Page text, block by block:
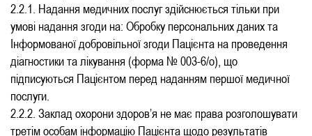
2.2.1. Надання медичних послуг здійснюється тільки при
умові надання згоди на: Обробку персональних даних та
Інформованої добровільної згоди Пацієнта на проведення
діагностики та лікування (форма № 003-6/о), що
підписуються Пацієнтом перед наданням першої медичної
послуги.
2.2.2. Заклад охорони здоров’я не має права розголошувати
третім особам інформацію Пацієнта щодо результатів